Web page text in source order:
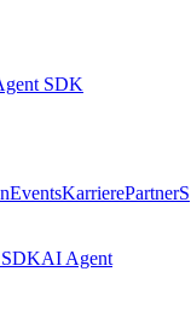
SDK
EventsKarrierePartnerS
AI Agent